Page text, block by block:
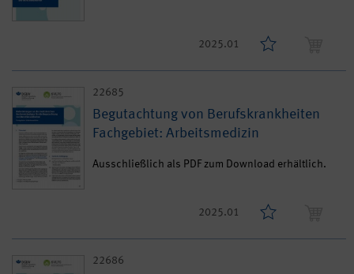
2025.01
22685
Begutachtung von Berufskrankheiten
Fachgebiet: Arbeitsmedizin
Ausschließlich als PDF zum Download erhältlich.
2025.01
22686